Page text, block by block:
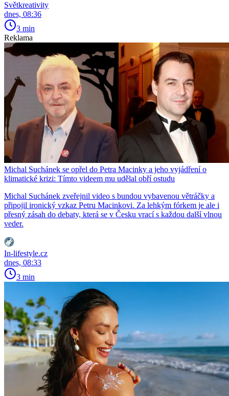
Světkreativity
dnes, 08:36
3 min
Reklama
Michal Suchánek se opřel do Petra Macinky a jeho vyjádření o
klimatické krizi: Tímto videem mu udělal obří ostudu
Michal Suchánek zveřejnil video s bundou vybavenou větráčky a
připojil ironický vzkaz Petru Macinkovi. Za lehkým fórkem je ale i
přesný zásah do debaty, která se v Česku vrací s každou další vlnou
veder.
In-lifestyle.cz
dnes, 08:33
3 min